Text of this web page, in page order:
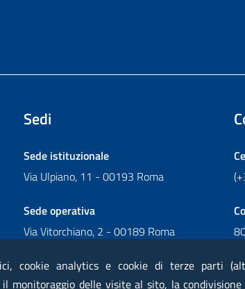
Sedi
Sede istituzionale
Via Ulpiano, 11 - 00193 Roma
Sede operativa
Via Vitorchiano, 2 - 00189 Roma
cookie analytics e cookie di terze parti
il monitoraggio delle visite al sito, la